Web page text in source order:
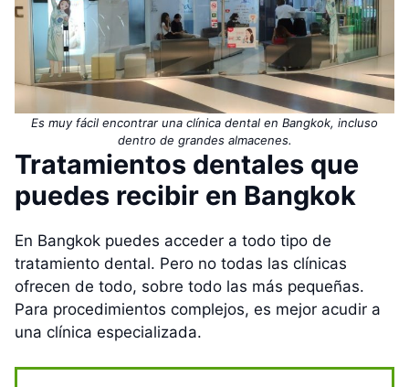
Es muy fácil encontrar una clínica dental en Bangkok, incluso
dentro de grandes almacenes.
Tratamientos dentales que
puedes recibir en Bangkok
En Bangkok puedes acceder a todo tipo de
tratamiento dental. Pero no todas las clínicas
ofrecen de todo, sobre todo las más pequeñas.
Para procedimientos complejos, es mejor acudir a
una clínica especializada.